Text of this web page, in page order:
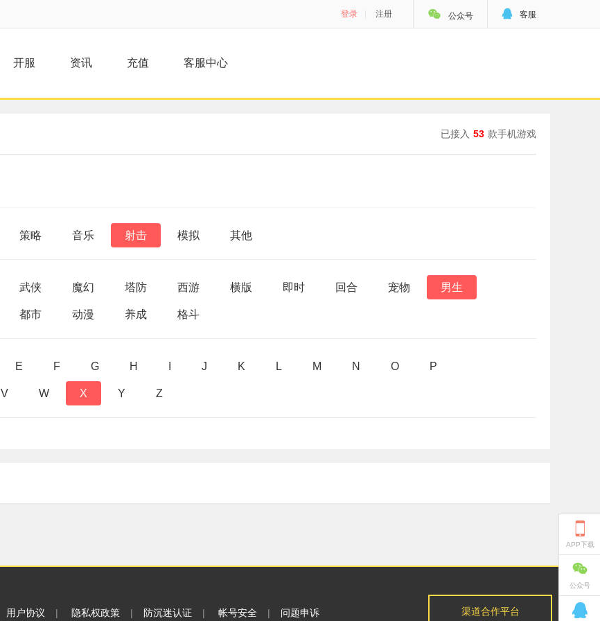
登录 注册  公众号  客服
开服 资讯 充值 客服中心
已接入 53 款手机游戏
策略 音乐 射击 模拟 其他
武侠 魔幻 塔防 西游 横版 即时 回合 宠物 男生
都市 动漫 养成 格斗
E F G H J K L M N O P
V W X Y Z
用户协议 | 隐私权政策 | 防沉迷认证 | 帐号安全 | 问题申诉 渠道合作平台

APP下载

公众号
